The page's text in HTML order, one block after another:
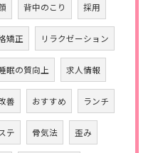
背中のこり 採用
矯正 リラクゼーション
眠の質向上 求人情報
善 おすすめ ランチ
テ 骨気法 歪み